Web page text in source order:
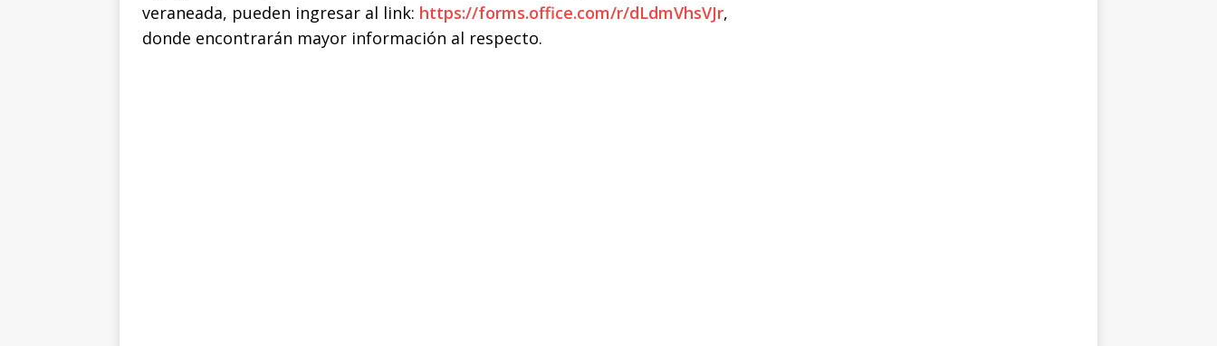
veraneada, pueden ingresar al link: https://forms.office.com/r/dLdmVhsVJr,
donde encontrarán mayor información al respecto.